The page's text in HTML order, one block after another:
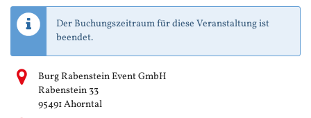
Der Buchungszeitraum für diese Veranstaltung ist
beendet.
Burg Rabenstein Event GmbH
Rabenstein 33
95491 Ahorntal